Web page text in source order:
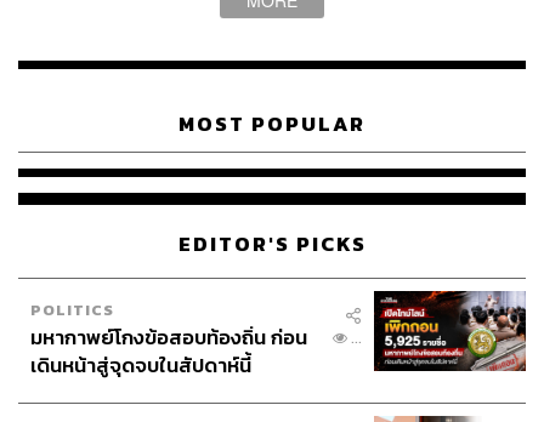
MOST POPULAR
EDITOR'S PICKS
POLITICS
มหากาพย์โกงข้อสอบท้องถิ่น ก่อน
เดินหน้าสู่จุดจบในสัปดาห์นี้
...